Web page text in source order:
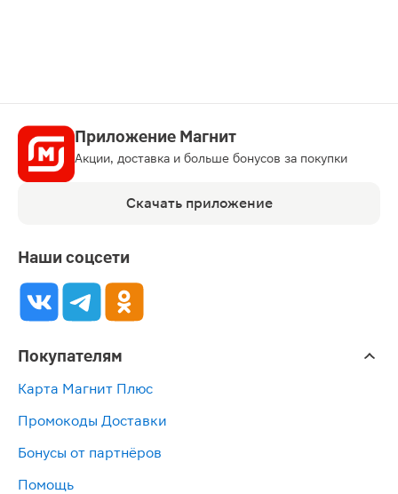
Приложение Магнит
Акции, доставка и больше бонусов за покупки
Скачать приложение
Наши соцсети
Покупателям
Карта Магнит Плюс
Промокоды Доставки
Бонусы от партнёров
Помощь